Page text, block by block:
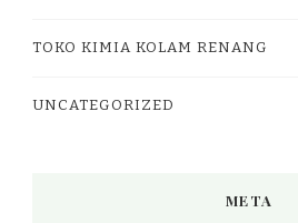
TOKO KIMIA KOLAM RENANG
UNCATEGORIZED
META